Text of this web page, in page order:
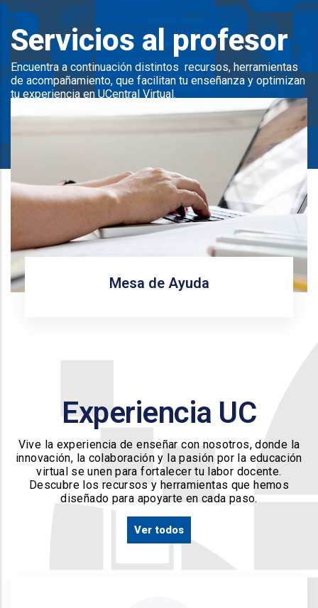
Servicios al profesor
Encuentra a continuación distintos recursos, herramientas
de acompañamiento, que facilitan tu enseñanza y optimizan
tu experiencia en UCentral Virtual.
Mesa de Ayuda
Experiencia UC
Vive la experiencia de enseñar con nosotros, donde la
innovación, la colaboración y la pasión por la educación
virtual se unen para fortalecer tu labor docente.
Descubre los recursos y herramientas que hemos
diseñado para apoyarte en cada paso.
Ver todos